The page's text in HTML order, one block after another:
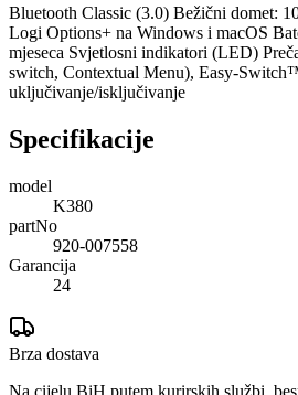
Bluetooth Classic (3.0) Bežični domet:
Logi Options+ na Windows i macOS
mjeseca Svjetlosni indikatori (LED)
switch, Contextual Menu), Easy-
uključivanje/isključivanje
Specifikacije
model
K380
partNo
920-007558
Garancija
24
Brza dostava
Na cijelu BiH putem kurirskih službi,